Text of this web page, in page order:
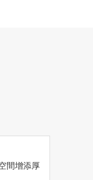
間增添厚